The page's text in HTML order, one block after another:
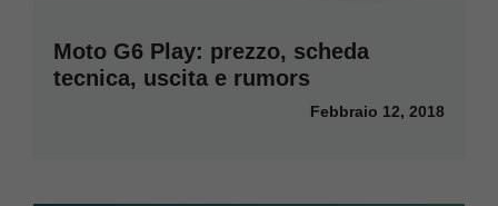
Moto G6 Play: prezzo, scheda
tecnica, uscita e rumors
Febbraio 12, 2018